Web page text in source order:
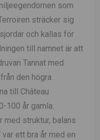
som
sträcker sig
och kallas för
till namnet är att
Tannat med
den högra
till Château
100 år gamla.
med struktur, balans
ett bra år med en